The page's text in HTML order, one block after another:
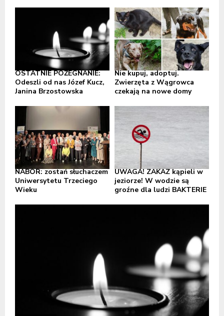
OSTATNIE POŻEGNANIE:
Odeszli od nas Józef Kucz,
Janina Brzostowska
Nie kupuj, adoptuj.
Zwierzęta z Wągrowca
czekają na nowe domy
NABÓR: zostań słuchaczem
Uniwersytetu Trzeciego
Wieku
UWAGA! ZAKAZ kąpieli w
jeziorze! W wodzie są
groźne dla ludzi BAKTERIE